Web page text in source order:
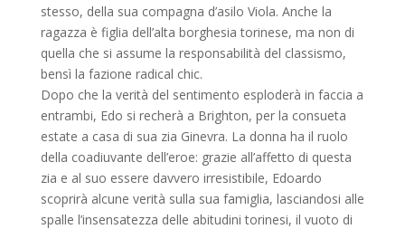
stesso, della sua compagna d’asilo Viola. Anche la
ragazza è figlia dell’alta borghesia torinese, ma non di
quella che si assume la responsabilità del classismo,
bensì la fazione radical chic.
Dopo che la verità del sentimento esploderà in faccia a
entrambi, Edo si recherà a Brighton, per la consueta
estate a casa di sua zia Ginevra. La donna ha il ruolo
della coadiuvante dell’eroe: grazie all’affetto di questa
zia e al suo essere davvero irresistibile, Edoardo
scoprirà alcune verità sulla sua famiglia, lasciandosi alle
spalle l’insensatezza delle abitudini torinesi, il vuoto di